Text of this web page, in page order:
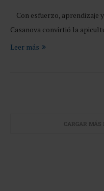
Con esfuerzo, aprendizaje
Casanova convirtió la
Leer más
CARGAR MÁS